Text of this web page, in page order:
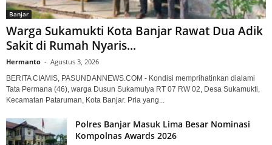
Banjar
Warga Sukamukti Kota Banjar Rawat Dua Adik
Sakit di Rumah Nyaris...
Hermanto - Agustus 3, 2026
BERITA CIAMIS, PASUNDANNEWS.COM - Kondisi memprihatinkan dialami
Tata Permana (46), warga Dusun Sukamulya RT 07 RW 02, Desa Sukamukti,
Kecamatan Pataruman, Kota Banjar. Pria yang...
Polres Banjar Masuk Lima Besar Nominasi
Kompolnas Awards 2026